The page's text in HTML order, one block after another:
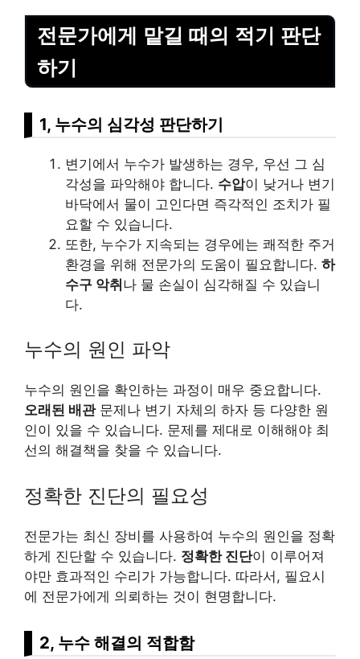
전문가에게 맡길 때의 적기 판단
하기
1, 누수의 심각성 판단하기
변기에서 누수가 발생하는 경우, 우선 그 심
각성을 파악해야 합니다. 수압이 낮거나 변기
바닥에서 물이 고인다면 즉각적인 조치가 필
요할 수 있습니다.
또한, 누수가 지속되는 경우에는 쾌적한 주거
환경을 위해 전문가의 도움이 필요합니다. 하
수구 악취나 물 손실이 심각해질 수 있습니
다.
누수의 원인 파악
누수의 원인을 확인하는 과정이 매우 중요합니다.
오래된 배관문제나 변기 자체의 하자 등 다양한 원
인이 있을 수 있습니다. 문제를 제대로 이해해야 최
선의 해결책을 찾을 수 있습니다.
정확한 진단의 필요성
전문가는 최신 장비를 사용하여 누수의 원인을 정확
하게 진단할 수 있습니다. 정확한 진단이 이루어져
야만 효과적인 수리가 가능합니다. 따라서, 필요시
에 전문가에게 의뢰하는 것이 현명합니다.
2, 누수 해결의 적합함